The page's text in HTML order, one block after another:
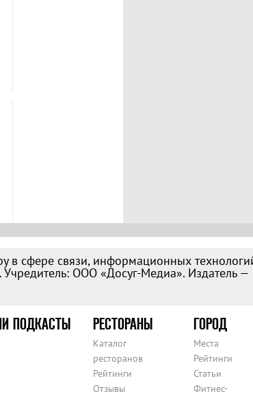
в сфере связи, информационных
ООО «Досуг-Медиа». Издатель
ПОДКАСТЫ РЕСТОРАНЫ
Каталог
ресторанов
Рейтинги
Отзывы
ГОРОД
Места
Рейтинги
Статьи
Фитнес-